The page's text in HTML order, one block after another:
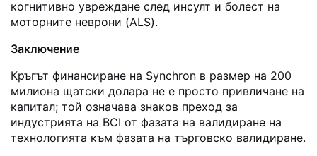
когнитивно увреждане след инсулт и болест на
моторните неврони (ALS).
Заключение
Кръгът финансиране на Synchron в размер на 200
милиона щатски долара не е просто привличане на
капитал; той означава знаков преход за
индустрията на BCI от фазата на валидиране на
технологията към фазата на търговско валидиране.